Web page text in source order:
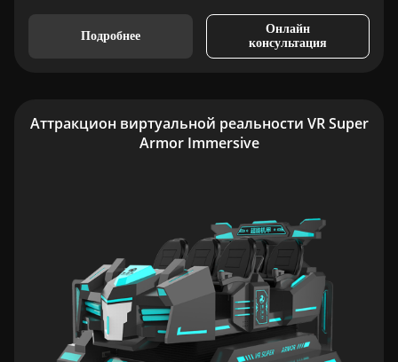
Подробнее
Онлайн
консультация
Аттракцион виртуальной реальности VR Super
Armor Immersive